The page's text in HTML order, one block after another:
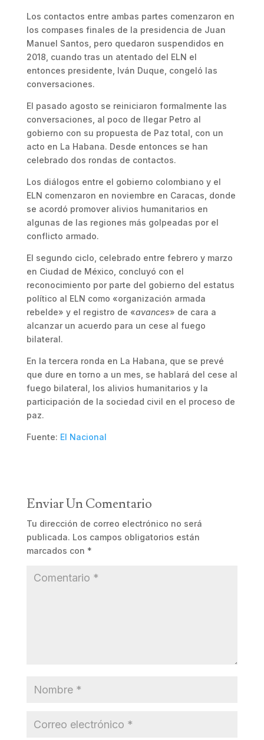
Los contactos entre ambas partes comenzaron en
los compases finales de la presidencia de Juan
Manuel Santos, pero quedaron suspendidos en
2018, cuando tras un atentado del ELN el
entonces presidente, Iván Duque, congeló las
conversaciones.
El pasado agosto se reiniciaron formalmente las
conversaciones, al poco de llegar Petro al
gobierno con su propuesta de Paz total, con un
acto en La Habana. Desde entonces se han
celebrado dos rondas de contactos.
Los diálogos entre el gobierno colombiano y el
ELN comenzaron en noviembre en Caracas, donde
se acordó promover alivios humanitarios en
algunas de las regiones más golpeadas por el
conflicto armado.
El segundo ciclo, celebrado entre febrero y marzo
en Ciudad de México, concluyó con el
reconocimiento por parte del gobierno del estatus
político al ELN como «organización armada
rebelde» y el registro de «avances» de cara a
alcanzar un acuerdo para un cese al fuego
bilateral.
En la tercera ronda en La Habana, que se prevé
que dure en torno a un mes, se hablará del cese al
fuego bilateral, los alivios humanitarios y la
participación de la sociedad civil en el proceso de
paz.
Fuente: El Nacional
Enviar Un Comentario
Tu dirección de correo electrónico no será
publicada. Los campos obligatorios están
marcados con *